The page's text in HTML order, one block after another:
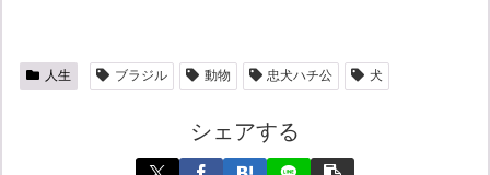
人生 ブラジル 動物 忠犬ハチ公 犬
シェアする